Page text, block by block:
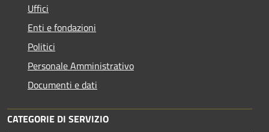
Uffici
Enti e fondazioni
Politici
Personale Amministrativo
Documenti e dati
CATEGORIE DI SERVIZIO